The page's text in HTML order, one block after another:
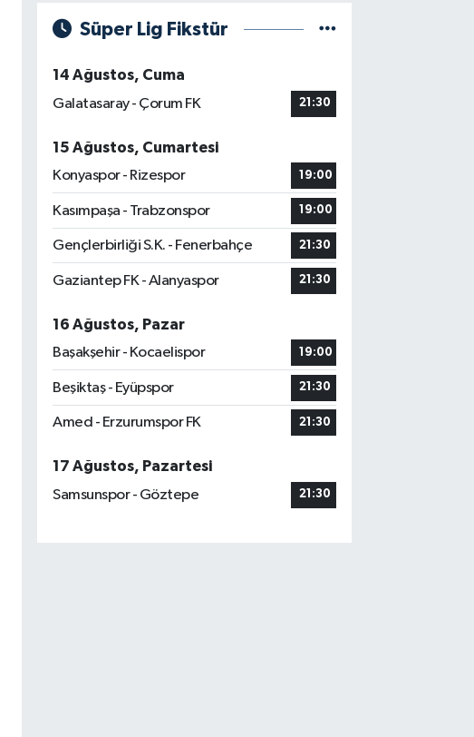
Süper Lig Fikstür
14 Ağustos, Cuma
Galatasaray - Çorum FK
21:30
15 Ağustos, Cumartesi
Konyaspor - Rizespor
19:00
Kasımpaşa - Trabzonspor 19:00
Gençlerbirliği S.K. - Fenerbahçe 21:30
Gaziantep FK - Alanyaspor 21:30
16 Ağustos, Pazar
Başakşehir - Kocaelispor
19:00
Beşiktaş - Eyüpspor 21:30
Amed - Erzurumspor FK 21:30
17 Ağustos, Pazartesi
Samsunspor - Göztepe
21:30